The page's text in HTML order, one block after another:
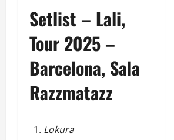
Setlist – Lali,
Tour 2025 –
Barcelona, Sala
Razzmatazz
Lokura